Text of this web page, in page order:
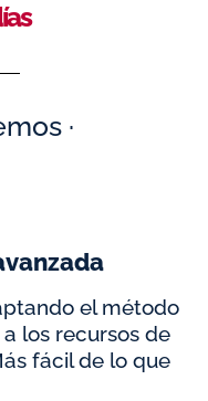
·
el método
los recursos de
fácil de lo que